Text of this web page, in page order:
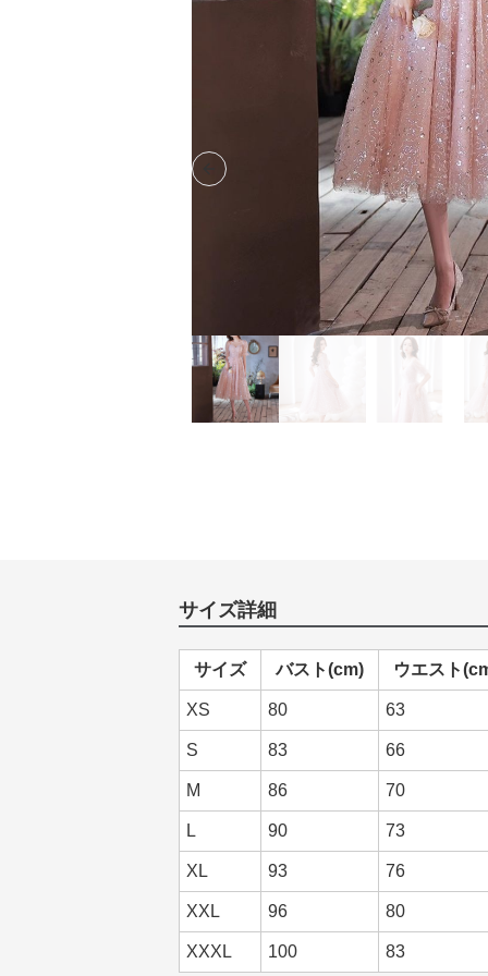
Previous slide
サイズ詳細
サイズ バスト(cm) ウエスト
XS 80 63
S 83 66
M 86 70
L 90 73
XL 93 76
XXL 96 80
XXXL 100 83